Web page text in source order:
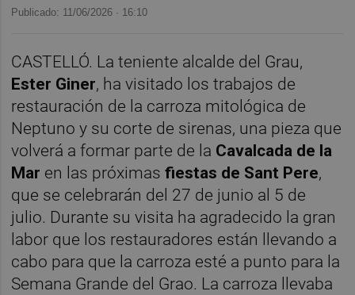
Publicado: 11/06/2026 · 16:10
CASTELLÓ. La teniente alcalde del Grau,
Ester Giner, ha visitado los trabajos de
restauración de la carroza mitológica de
Neptuno y su corte de sirenas, una pieza que
volverá a formar parte de la Cavalcada de la
Mar en las próximasfiestas de Sant Pere,
que se celebrarán del 27 de junio al 5 de
julio. Durante su visita ha agradecido la gran
labor que los restauradores están llevando a
cabo para que la carroza esté a punto para la
Semana Grande del Grao. La carroza llevaba